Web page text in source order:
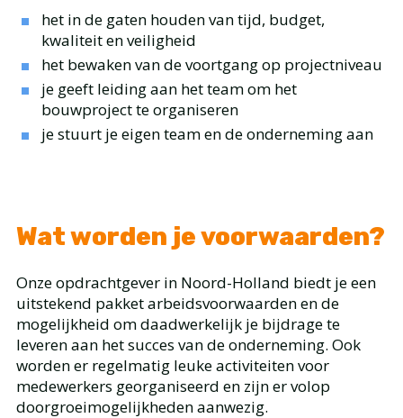
het in de gaten houden van tijd, budget,
kwaliteit en veiligheid
het bewaken van de voortgang op projectniveau
je geeft leiding aan het team om het
bouwproject te organiseren
je stuurt je eigen team en de onderneming aan
Wat worden je voorwaarden?
Onze opdrachtgever in Noord-Holland biedt je een
uitstekend pakket arbeidsvoorwaarden en de
mogelijkheid om daadwerkelijk je bijdrage te
leveren aan het succes van de onderneming. Ook
worden er regelmatig leuke activiteiten voor
medewerkers georganiseerd en zijn er volop
doorgroeimogelijkheden aanwezig.